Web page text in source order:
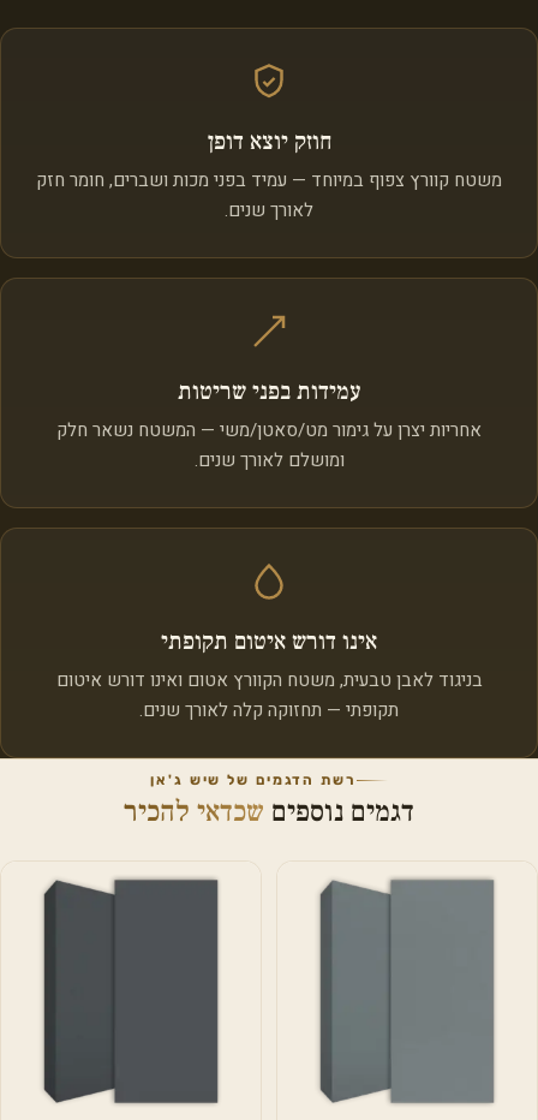
חוזק יוצא דופן
משטח קוורץ צפוף במיוחד — עמיד בפני מכות ושברים, חומר חזק
לאורך שנים.
עמידות בפני שריטות
אחריות יצרן על גימור מט/סאטן/משי — המשטח נשאר חלק
ומושלם לאורך שנים.
אינו דורש איטום תקופתי
בניגוד לאבן טבעית, משטח הקוורץ אטום ואינו דורש איטום
תקופתי — תחזוקה קלה לאורך שנים.
רשת הדגמים של שיש ג'אן
דגמים נוספים שכדאי להכיר